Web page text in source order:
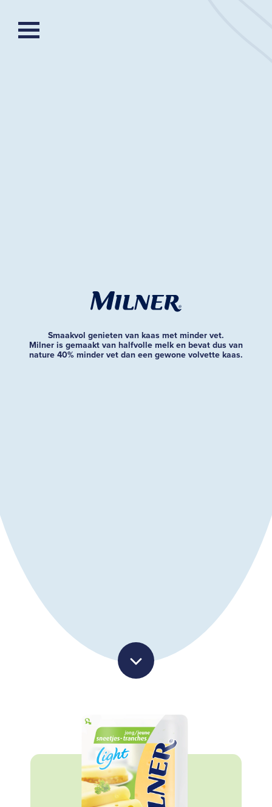
Smaakvol genieten van kaas met minder vet.
Milner is gemaakt van halfvolle melk en bevat dus van
nature 40% minder vet dan een gewone volvette kaas.